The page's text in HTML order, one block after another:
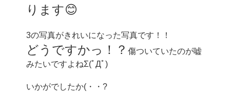
ります😊
3の写真がきれいになった写真です！！
どうですかっ！？ 傷ついていたのが嘘
みたいですよねΣ(ﾟДﾟ)
いかがでしたか(・・?